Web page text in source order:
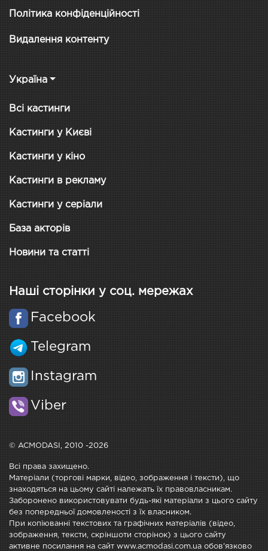
Політика конфіденційності
Видалення контенту
Україна
Всі кастинги
Кастинги у Києві
Кастинги у кіно
Кастинги в рекламу
Кастинги у серіали
База акторів
Новини та статті
Наші сторінки у соц. мережах
Facebook
Telegram
Instagram
Viber
© ACMODASI, 2010 -2026
Всі права захищено.
Матеріали (торгові марки, відео, зображення і тексти), що
знаходяться на цьому сайті належать їх правовласникам.
Заборонено використовувати будь-які матеріали з цього сайту
без попередньої домовленості з їх власником.
При копіюванні текстових та графічних матеріалів (відео,
зображення, тексти, скріншоти сторінок) з цього сайту
активне посилання на сайт www.acmodasi.com.ua обов'язково